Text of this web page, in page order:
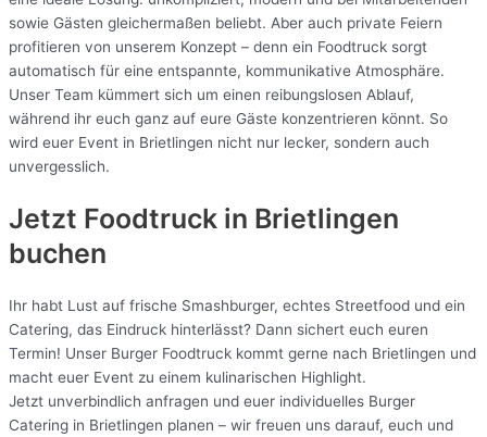
sowie Gästen gleichermaßen beliebt. Aber auch private Feiern
profitieren von unserem Konzept – denn ein Foodtruck sorgt
automatisch für eine entspannte, kommunikative Atmosphäre.
Unser Team kümmert sich um einen reibungslosen Ablauf,
während ihr euch ganz auf eure Gäste konzentrieren könnt. So
wird euer Event in Brietlingen nicht nur lecker, sondern auch
unvergesslich.
Jetzt Foodtruck in Brietlingen
buchen
Ihr habt Lust auf frische Smashburger, echtes Streetfood und ein
Catering, das Eindruck hinterlässt? Dann sichert euch euren
Termin! Unser Burger Foodtruck kommt gerne nach Brietlingen und
macht euer Event zu einem kulinarischen Highlight.
Jetzt unverbindlich anfragen und euer individuelles Burger
Catering in Brietlingen planen – wir freuen uns darauf, euch und